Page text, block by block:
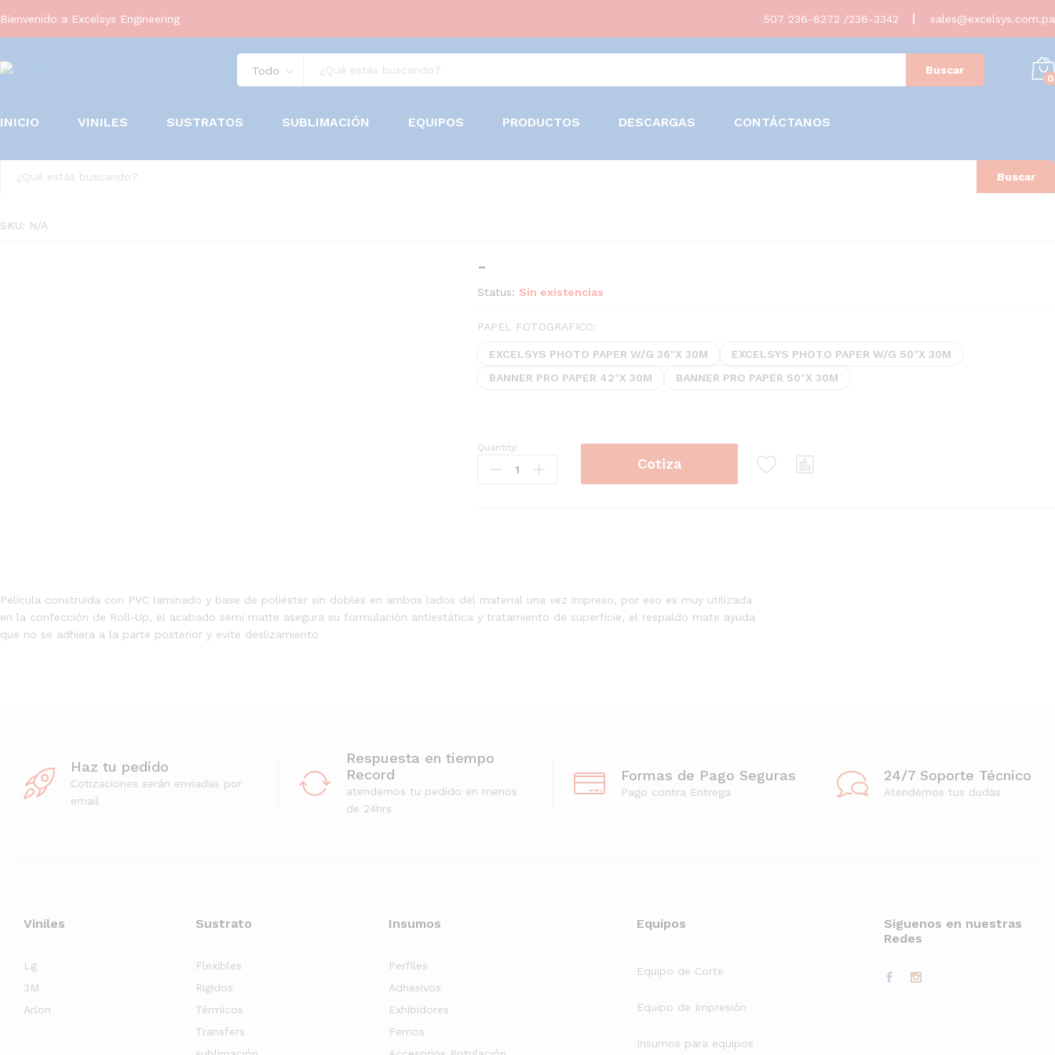
Bienvenido a Excelsys Engineering 507 236-8272 /236-3342 sales@excelsys.com.pa
Todo Buscar
0
INICIO VINILES SUSTRATOS SUBLIMACIÓN EQUIPOS PRODUCTOS DESCARGAS CONTÁCTANOS
Todo Buscar
SKU: N/A
-
de
precios:
desde
hasta
$118.95
Status: Sin existencias
PAPEL FOTOGRAFICO:
EXCELSYS PHOTO PAPER W/G 36"X 30M
EXCELSYS PHOTO PAPER W/G 50"X 30M
BANNER PRO PAPER 42"X 30M
BANNER PRO PAPER 50"X 30M
PAPEL
FOTOGRÁFICO
Quantity:
Cotiza
Película construida con PVC laminado y base de poliéster sin dobles en ambos lados del material una vez impreso, por eso es muy utilizada
en la confección de Roll-Up, el acabado semi matte asegura su formulación antiestática y tratamiento de superficie, el respaldo mate ayuda
que no se adhiera a la parte posterior y evite deslizamiento
Haz tu pedido
Cotizaciones serán enviadas por
email
Respuesta en tiempo
Record
atendemos tu pedido en menos
de 24hrs
Formas de Pago Seguras
Pago contra Entrega
24/7 Soporte Técnico
Atendemos tus dudas
Viniles
Lg
3M
Arlon
Sustrato
Flexibles
Rígidos
Térmicos
Transfers
Insumos
Perfiles
Adhesivos
Exhibidores
Pernos
Equipos
Equipo de Corte
Equipo de Impresión
Insumos para equipos
Siguenos en nuestras
Redes